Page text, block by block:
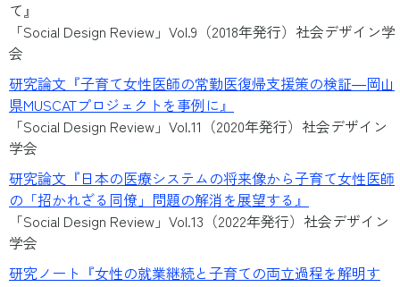
て』
「Social Design Review」Vol.9（2018年発行）社会デザイン学
会
研究論文『子育て女性医師の常勤医復帰支援策の検証―岡山
県MUSCATプロジェクトを事例に』
「Social Design Review」Vol.11（2020年発行）社会デザイン
学会
研究論文『日本の医療システムの将来像から子育て女性医師
の「招かれざる同僚」問題の解消を展望する』
「Social Design Review」Vol.13（2022年発行）社会デザイン
学会
研究ノート『女性の就業継続と子育ての両立過程を解明す